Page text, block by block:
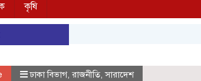
কৃষি
ঢাকা বিভাগ, রাজনীতি,সারাদেশ